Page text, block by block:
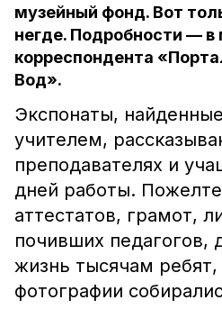
музейный фонд. Вот
негде. Подробности — в
корреспондента
Вод».
Экспонаты,
учителем,
преподавателях и
дней работы.
аттестатов, грамот,
почивших педагогов,
жизнь тысячам
фотографии